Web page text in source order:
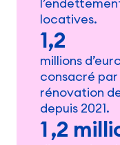
locatives.
1,2
millions
consacré par
rénovation
depuis 2021.
1 ,2